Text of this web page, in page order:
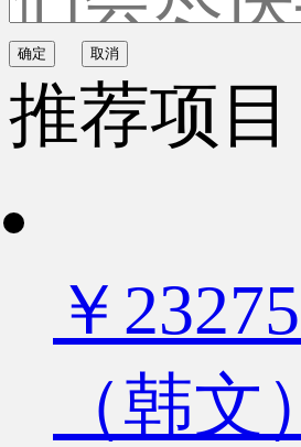
确定 取消
推荐项目
￥
（韩文）